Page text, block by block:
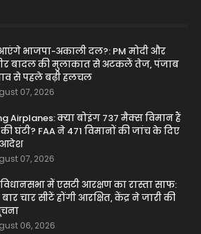
भाजपा-अकाली दल?: PM मोदी और
बादल की मुलाकात से अटकलें तेज, पंजाब
से पहले बढ़ी हलचल
07, 2026
Airplanes: क्या बोइंग 737 मैक्स विमान हैं
घंटी? FAA ने 471 विमानों की जांच के दिए
07, 2026
में एसटी आरक्षण का रास्ता साफ:
चार सीटें होंगी आरक्षित, केंद्र ने जारी की
06, 2026